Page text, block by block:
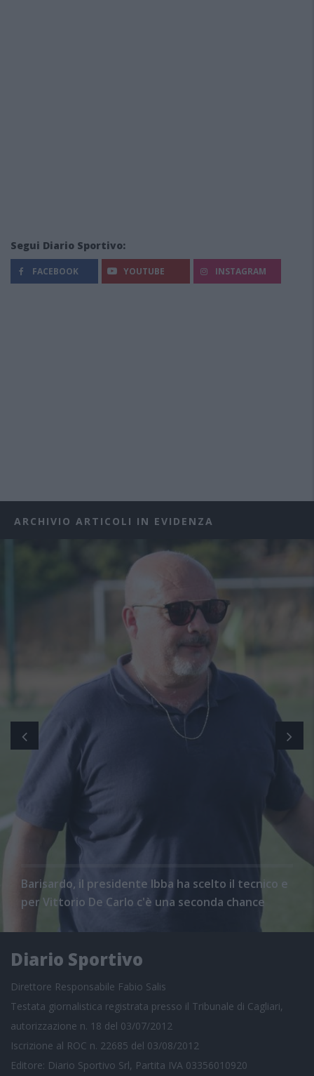
Segui Diario Sportivo:
FACEBOOK YOUTUBE INSTAGRAM
ARCHIVIO ARTICOLI IN EVIDENZA
Barisardo, il presidente Ibba ha scelto il tecnico e
per Vittorio De Carlo c'è una seconda chance
Diario Sportivo
Direttore Responsabile Fabio Salis
Testata giornalistica registrata presso il Tribunale di Cagliari,
autorizzazione n. 18 del 03/07/2012
Iscrizione al ROC n. 22685 del 03/08/2012
Editore: Diario Sportivo Srl, Partita IVA 03356010920